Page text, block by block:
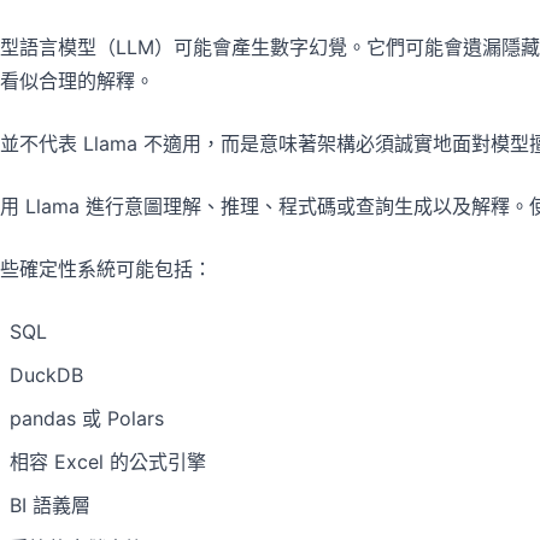
語言模型（LLM）可能會產生數字幻覺。它們可能會遺漏隱
似合理的解釋。
不代表 Llama 不適用，而是意味著架構必須誠實地面對模型
Llama 進行意圖理解、推理、程式碼或查詢生成以及解釋。
確定性系統可能包括：
SQL
DuckDB
pandas 或 Polars
相容 Excel 的公式引擎
BI 語義層